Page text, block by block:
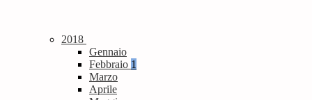
2018
Gennaio
Febbraio 1
Marzo
Aprile